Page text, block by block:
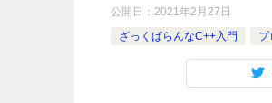
公開日： 2021年2月27日
ざっくばらんなC++入門
プ